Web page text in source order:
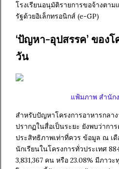
โรงเรียนอนุมัติรายการขอจ้างตา
รัฐด้วยอิเล็กทรอนิกส์ (e-GP)
‘ปัญหา-อุปสรรค’ ของ
วัน
แฟ้มภาพ สำนัก
สำหรับปัญหาโครงการอาหารกลา
ปรากฏในสื่อเป็นระยะ ยังพบว่ากา
ประสิทธิภาพเท่าที่ควร ข้อมูล ณ เ
นักเรียนในโครงการทั่วประเทศ
3,831,367 คน หรือ 23.08% มีภาว